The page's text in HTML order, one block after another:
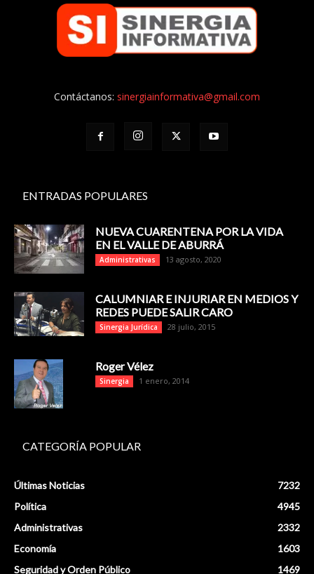
Contáctanos: sinergiainformativa@gmail.com
ENTRADAS POPULARES
NUEVA CUARENTENA POR LA VIDA
EN EL VALLE DE ABURRÁ
Administrativas 13 agosto, 2020
CALUMNIAR E INJURIAR EN MEDIOS Y
REDES PUEDE SALIR CARO
Sinergia Jurídica 28 julio, 2015
Roger Vélez
Sinergia 1 enero, 2014
CATEGORÍA POPULAR
Últimas Noticias
7232
Política
4945
Administrativas
2332
Economía
1603
Seguridad y Orden Público
1469